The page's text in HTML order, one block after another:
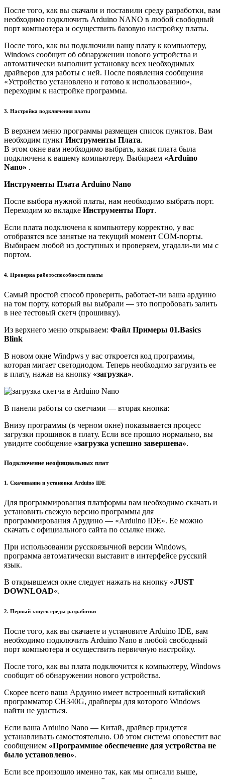
После того, как вы скачали и поставили среду разработки, вам
необходимо подключить Arduino NANO в любой свободный
порт компьютера и осуществить базовую настройку платы.
После того, как вы подключили вашу плату к компьютеру,
Windows сообщит об обнаружении нового устройства и
автоматически выполнит установку всех необходимых
драйверов для работы с ней. После появления сообщения
«Устройство установлено и готово к использованию»,
переходим к настройке программы.
3. Настройка подключения платы
В верхнем меню программы размещен список пунктов. Вам
необходим пункт Инструменты Плата.
В этом окне вам необходимо выбрать, какая плата была
подключена к вашему компьютеру. Выбираем «Arduino
Nano» .
Инструменты Плата Arduino Nano
После выбора нужной платы, нам необходимо выбрать порт.
Переходим ко вкладке Инструменты Порт.
Если плата подключена к компьютеру корректно, у вас
отобразятся все занятые на текущий момент COM-порты.
Выбираем любой из доступных и проверяем, угадали-ли мы с
портом.
4. Проверка работоспособности платы
Самый простой способ проверить, работает-ли ваша ардуино
на том порту, который вы выбрали — это попробовать залить
в нее тестовый скетч (прошивку).
Из верхнего меню открываем: Файл Примеры 01.Basics
Blink
В новом окне Windpws у вас откроется код программы,
которая мигает светодиодом. Теперь необходимо загрузить ее
в плату, нажав на кнопку «загрузка».
В панели работы со скетчами — вторая кнопка:
Внизу программы (в черном окне) показывается процесс
загрузки прошивок в плату. Если все прошло нормально, вы
увидите сообщение «загрузка успешно завершена».
Подключение неофициальных плат
1. Скачивание и установка Arduino IDE
Для программирования платформы вам необходимо скачать и
установить свежую версию программы для
программирования Арудино — «Arduino IDE». Ее можно
скачать с официального сайта по ссылке ниже.
При использовании русскоязычной версии Windows,
программа автоматически выставит в интерфейсе русский
язык.
В открывшемся окне следует нажать на кнопку «JUST
DOWNLOAD«.
2. Первый запуск среды разработки
После того, как вы скачаете и установите Arduino IDE, вам
необходимо подключить Arduino Nano в любой свободный
порт компьютера и осуществить первичную настройку.
После того, как вы плата подключится к компьютеру, Windows
сообщит об обнаружении нового устройства.
Скорее всего ваша Ардуино имеет встроенный китайский
программатор CH340G, драйверы для которого Windows
найти не удасться.
Если ваша Arduino Nano — Китай, драйвер придется
устанавливать самостоятельно. Об этом система оповестит вас
сообщением «Программное обеспечение для устройства не
было установлено».
Если все произошло именно так, как мы описали выше,